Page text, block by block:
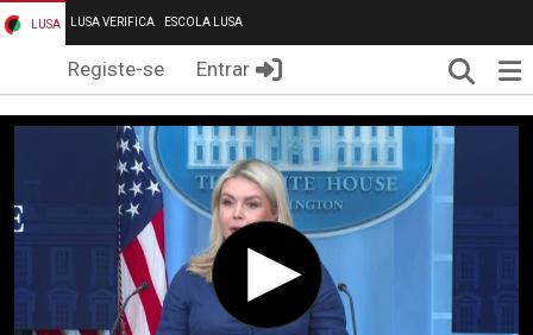
LUSA LUSA VERIFICA ESCOLA LUSA
Registe-se Entrar